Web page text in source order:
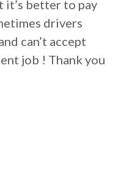
it’s better to pay
drivers
can’t accept
job ! Thank you